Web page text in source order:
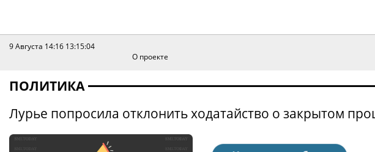
9 Августа 14:16 13:15:04
О проекте
ПОЛИТИКА
Лурье попросила отклонить ходатайство о закрытом